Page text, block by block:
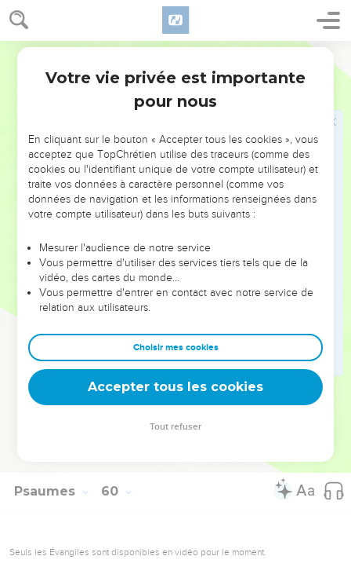
NE MANQUEZ PAS L’ÉVÉNEMENT
DE L’ANNÉE !
ET SI LEURS ERREURS POUVAIENT VOUS ÉVITER LES
VOTRES ?
leur foi ou leur vision. Mais on voit moins les doutes, les erreurs
et les saisons difficiles qu'ils ont traversés, alors même que ce
sont elles qui les ont façonnés.
Dans cette conférence, leaders, entrepreneurs, et responsables
clés pour avancer avec plus de sagesse afin que leurs erreurs
deviennent vos tremplins. Que vous guidiez un ministère, une
équipe, un groupe ou une famille, leur expérience est faite
Psaumes 59
Seuls les Évangiles sont disponibles en vidéo pour le moment.
Votre vie privée est importante
pour nous
En cliquant sur le bouton « Accepter tous les cookies », vous
acceptez que TopChrétien utilise des traceurs (comme des
cookies ou l'identifiant unique de votre compte utilisateur) et
traite vos données à caractère personnel (comme vos
données de navigation et les informations renseignées dans
votre compte utilisateur) dans les buts suivants :
Mesurer l'audience de notre service
Vous permettre d'utiliser des services tiers tels que de la
vidéo, des cartes du monde…
Vous permettre d'entrer en contact avec notre service de
relation aux utilisateurs.
Choisir mes cookies
Accepter tous les cookies
Tout refuser